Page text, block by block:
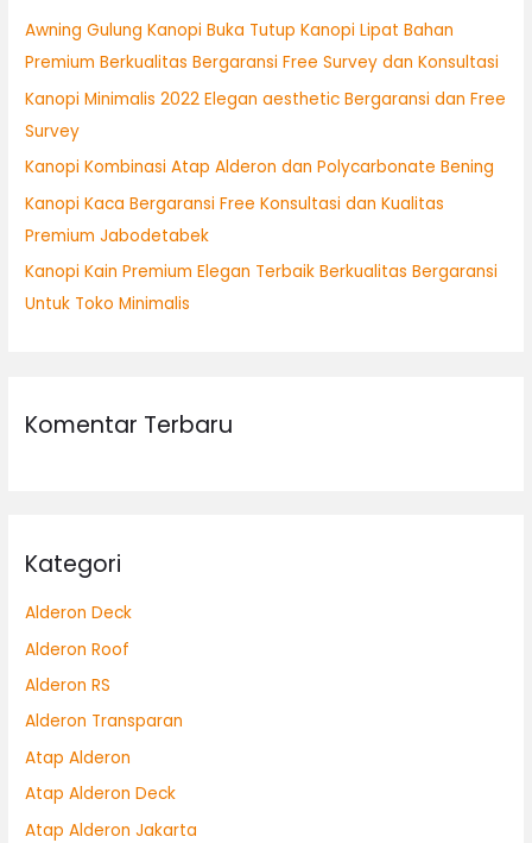
k
:
Awning Gulung Kanopi Buka Tutup Kanopi Lipat Bahan
Premium Berkualitas Bergaransi Free Survey dan Konsultasi
Kanopi Minimalis 2022 Elegan aesthetic Bergaransi dan Free
Survey
Kanopi Kombinasi Atap Alderon dan Polycarbonate Bening
Kanopi Kaca Bergaransi Free Konsultasi dan Kualitas
Premium Jabodetabek
Kanopi Kain Premium Elegan Terbaik Berkualitas Bergaransi
Untuk Toko Minimalis
Komentar Terbaru
Kategori
Alderon Deck
Alderon Roof
Alderon RS
Alderon Transparan
Atap Alderon
Atap Alderon Deck
Atap Alderon Jakarta